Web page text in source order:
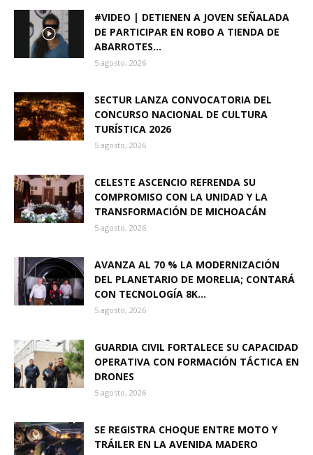
#VIDEO | DETIENEN A JOVEN SEÑALADA
DE PARTICIPAR EN ROBO A TIENDA DE
ABARROTES...
5 agosto, 2026
SECTUR LANZA CONVOCATORIA DEL
CONCURSO NACIONAL DE CULTURA
TURÍSTICA 2026
5 agosto, 2026
CELESTE ASCENCIO REFRENDA SU
COMPROMISO CON LA UNIDAD Y LA
TRANSFORMACIÓN DE MICHOACÁN
5 agosto, 2026
AVANZA AL 70 % LA MODERNIZACIÓN
DEL PLANETARIO DE MORELIA; CONTARÁ
CON TECNOLOGÍA 8K...
5 agosto, 2026
GUARDIA CIVIL FORTALECE SU CAPACIDAD
OPERATIVA CON FORMACIÓN TÁCTICA EN
DRONES
5 agosto, 2026
SE REGISTRA CHOQUE ENTRE MOTO Y
TRÁILER EN LA AVENIDA MADERO